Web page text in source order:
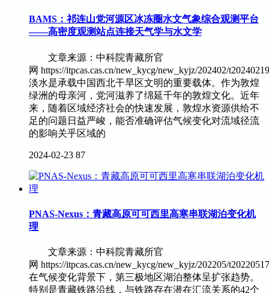
BAMS：祁连山党河源区冰冻圈水文气象综合观测平台
——高密度观测站点连接天气学与水文学
文章来源：中科院青藏所官
网 https://itpcas.cas.cn/new_kycg/new_kyjz/202402/
淡水是承载中国西北干旱区文明的重要载体。作为敦煌
绿洲的母亲河，党河滋养了绵延千年的敦煌文化。近年
来，随着区域经济社会的快速发展，敦煌水资源供给不
足的问题日益严峻，能否准确评估气候变化对流域径流
的影响关乎区域的
2024-02-23 87
PNAS-Nexus：青藏高原可可西里高寒串联湖泊变化机
理
文章来源：中科院青藏所官
网 https://itpcas.cas.cn/new_kycg/new_kyjz/202205/
在气候变化背景下，第三极地区湖泊整体呈扩张趋势。
特别是青藏铁路沿线，与铁路存在潜在汇流关系的42个